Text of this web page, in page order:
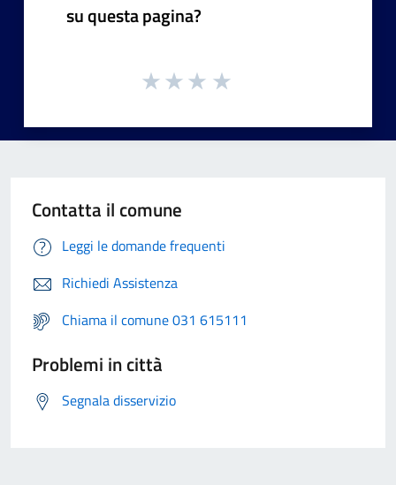
su questa pagina?
Contatta il comune
Leggi le domande frequenti
Richiedi Assistenza
Chiama il comune 031 615111
Problemi in città
Segnala disservizio